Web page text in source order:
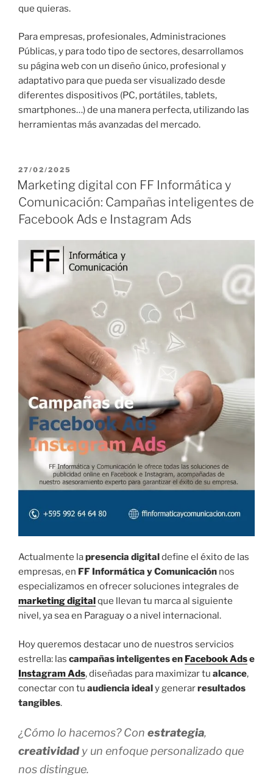
que quieras.
Para empresas, profesionales, Administraciones
Públicas, y para todo tipo de sectores, desarrollamos
su página web con un diseño único, profesional y
adaptativo para que pueda ser visualizado desde
diferentes dispositivos (PC, portátiles, tablets,
smartphones…) de una manera perfecta, utilizando las
herramientas más avanzadas del mercado.
P
U
B
L
I
C
27/02/2025
Marketing digital con FF Informática y
Comunicación: Campañas inteligentes de
Facebook Ads e Instagram Ads
Actualmente lapresencia digitaldefine el éxito de las
empresas, en FF Informática y Comunicación nos
especializamos en ofrecer soluciones integrales de
marketing digitalque llevan tu marca al siguiente
nivel, ya sea en Paraguay o a nivel internacional.
Hoy queremos destacar uno de nuestros servicios
estrella: las campañas inteligentes en Facebook Adse
Instagram Ads, diseñadas para maximizar tu alcance,
conectar con tu audiencia idealy generarresultados
tangibles.
¿Cómo lo hacemos? Con estrategia,
creatividady un enfoque personalizado que
nos distingue.